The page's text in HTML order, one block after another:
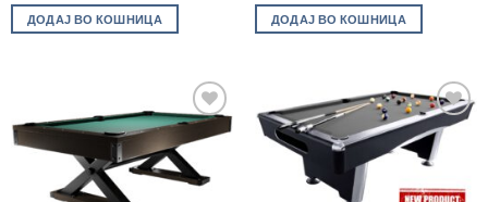
ДОДАЈ ВО КОШНИЦА ДОДАЈ ВО КОШНИЦА
желботека
Во
желботека